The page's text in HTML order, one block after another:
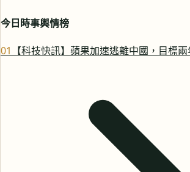
今日時事輿情榜
01 【科技快訊】蘋果加速逃離中國，目標